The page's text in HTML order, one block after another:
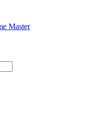
Master